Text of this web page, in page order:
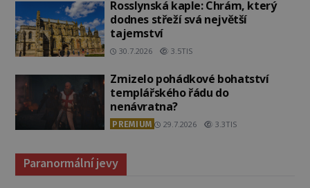
Rosslynská kaple: Chrám, který
dodnes střeží svá největší
tajemství
30.7.2026 3.5TIS
Zmizelo pohádkové bohatství
templářského řádu do
nenávratna?
PREMIUM 29.7.2026 3.3TIS
Paranormální jevy